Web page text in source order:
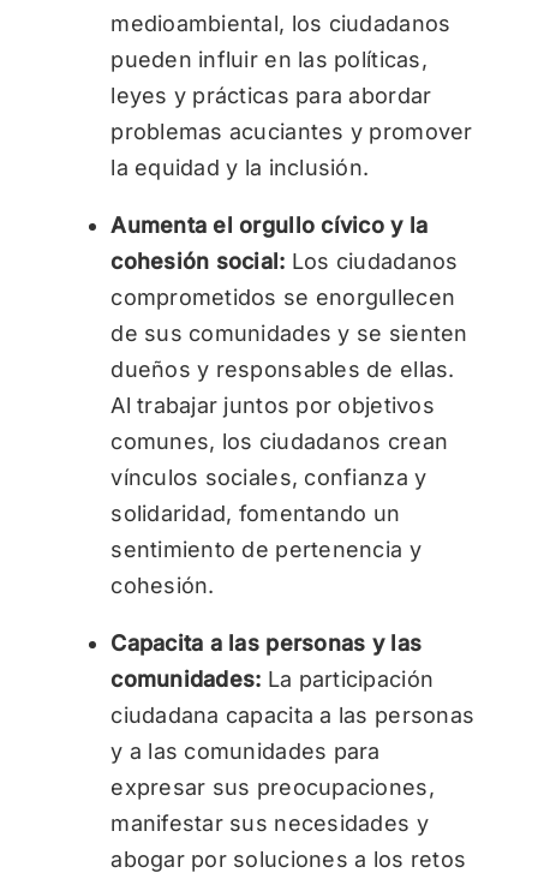
medioambiental, los ciudadanos
pueden influir en las políticas,
leyes y prácticas para abordar
problemas acuciantes y promover
la equidad y la inclusión.
Aumenta el orgullo cívico y la
cohesión social: Los ciudadanos
comprometidos se enorgullecen
de sus comunidades y se sienten
dueños y responsables de ellas.
Al trabajar juntos por objetivos
comunes, los ciudadanos crean
vínculos sociales, confianza y
solidaridad, fomentando un
sentimiento de pertenencia y
cohesión.
Capacita a las personas y las
comunidades: La participación
ciudadana capacita a las personas
y a las comunidades para
expresar sus preocupaciones,
manifestar sus necesidades y
abogar por soluciones a los retos